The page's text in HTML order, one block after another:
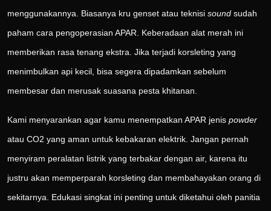
menggunakannya. Biasanya kru genset atau teknisi sound sudah
paham cara pengoperasian APAR. Keberadaan alat merah ini
memberikan rasa tenang ekstra. Jika terjadi korsleting yang
menimbulkan api kecil, bisa segera dipadamkan sebelum
membesar dan merusak suasana pesta khitanan.
Kami menyarankan agar kamu menempatkan APAR jenis powder
atau CO2 yang aman untuk kebakaran elektrik. Jangan pernah
menyiram peralatan listrik yang terbakar dengan air, karena itu
justru akan memperparah korsleting dan membahayakan orang di
sekitarnya. Edukasi singkat ini penting untuk diketahui oleh panitia